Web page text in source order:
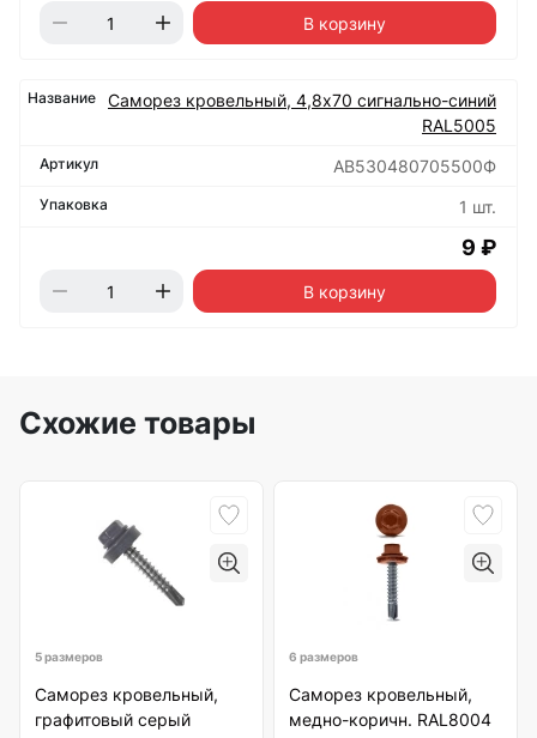
В корзину
Саморез кровельный, 4,8х70 сигнально-синий
RAL5005
АВ530480705500Ф
1 шт.
9 ₽
В корзину
Схожие товары
5 размеров
Саморез кровельный,
графитовый серый
6 размеров
Саморез кровельный,
медно-коричн. RAL8004